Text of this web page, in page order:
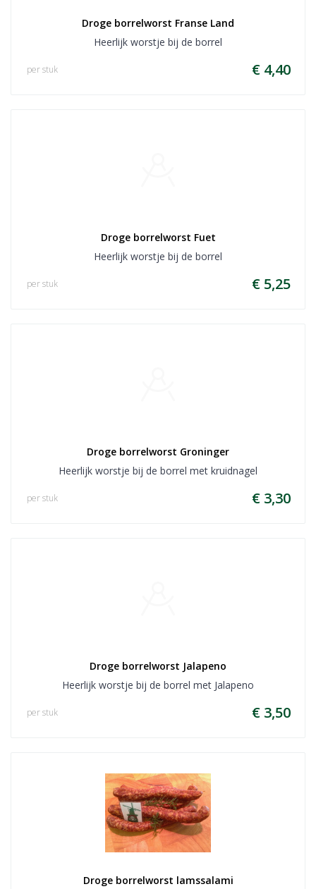
Droge borrelworst Franse Land
Heerlijk worstje bij de borrel
€ 4,40
per stuk
Droge borrelworst Fuet
Heerlijk worstje bij de borrel
€ 5,25
per stuk
Droge borrelworst Groninger
Heerlijk worstje bij de borrel met kruidnagel
€ 3,30
per stuk
Droge borrelworst Jalapeno
Heerlijk worstje bij de borrel met Jalapeno
€ 3,50
per stuk
Droge borrelworst lamssalami